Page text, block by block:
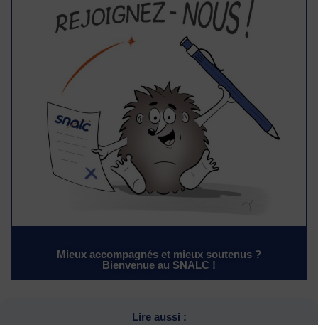
Mieux accompagnés et mieux soutenus ?
Bienvenue au SNALC !
Lire aussi :